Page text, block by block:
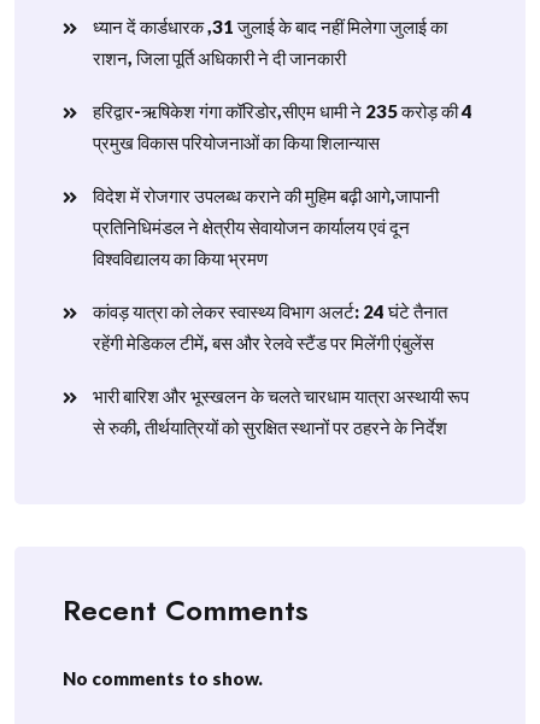
ध्यान दें कार्डधारक ,31 जुलाई के बाद नहीं मिलेगा जुलाई का
राशन, जिला पूर्ति अधिकारी ने दी जानकारी
हरिद्वार-ऋषिकेश गंगा कॉरिडोर,सीएम धामी ने 235 करोड़ की 4
प्रमुख विकास परियोजनाओं का किया शिलान्यास
विदेश में रोजगार उपलब्ध कराने की मुहिम बढ़ी आगे,जापानी
प्रतिनिधिमंडल ने क्षेत्रीय सेवायोजन कार्यालय एवं दून
विश्वविद्यालय का किया भ्रमण
​कांवड़ यात्रा को लेकर स्वास्थ्य विभाग अलर्ट: 24 घंटे तैनात
रहेंगी मेडिकल टीमें, बस और रेलवे स्टैंड पर मिलेंगी एंबुलेंस
​भारी बारिश और भूस्खलन के चलते चारधाम यात्रा अस्थायी रूप
से रुकी, तीर्थयात्रियों को सुरक्षित स्थानों पर ठहरने के निर्देश
Recent Comments
No comments to show.